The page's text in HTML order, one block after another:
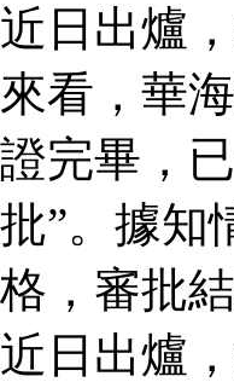
近日出爐
來看，華
證完畢，
批”。據知
格，審批
近日出爐